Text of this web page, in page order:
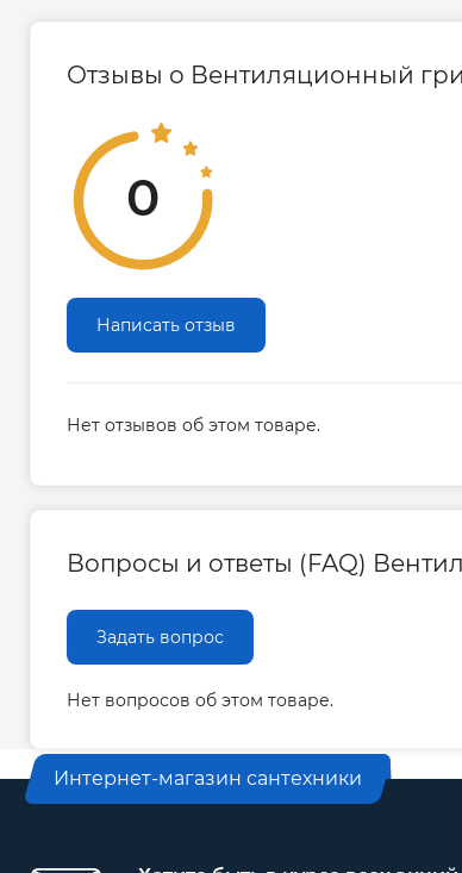
Отзывы о Вентиляционный
0
Написать отзыв
Нет отзывов об этом товаре.
Вопросы и ответы (FAQ)
Задать вопрос
Нет вопросов об этом товаре.
Интернет-магазин сантехники